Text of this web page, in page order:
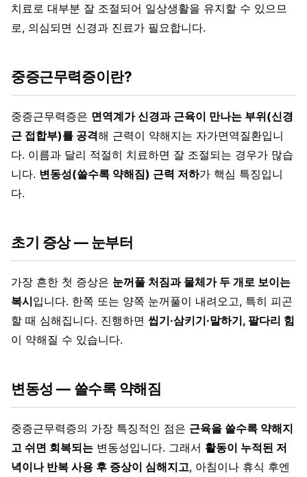
치료로 대부분 잘 조절되어 일상생활을 유지할 수 있으므
로, 의심되면 신경과 진료가 필요합니다.
중증근무력증이란?
중증근무력증은 면역계가 신경과 근육이 만나는 부위(신경
근 접합부)를 공격해 근력이 약해지는 자가면역질환입니
다. 이름과 달리 적절히 치료하면 잘 조절되는 경우가 많습
니다. 변동성(쓸수록 약해짐) 근력 저하가 핵심 특징입니
다.
초기 증상 — 눈부터
가장 흔한 첫 증상은 눈꺼풀 처짐과 물체가 두 개로 보이는
복시입니다. 한쪽 또는 양쪽 눈꺼풀이 내려오고, 특히 피곤
할 때 심해집니다. 진행하면 씹기·삼키기·말하기, 팔다리 힘
이 약해질 수 있습니다.
변동성 — 쓸수록 약해짐
중증근무력증의 가장 특징적인 점은 근육을 쓸수록 약해지
고 쉬면 회복되는 변동성입니다. 그래서 활동이 누적된 저
녁이나 반복 사용 후 증상이 심해지고, 아침이나 휴식 후엔